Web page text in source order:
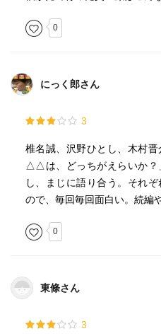
0
にっく郎さん
3
椎名誠、沢野ひとし、木村
△△は、どっちがえらいか？
し、まじに語り合う。それ
ので、毎回毎回面白い。続編
0
東條さん
3